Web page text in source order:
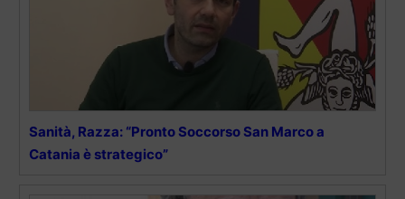
Sanità, Razza: “Pronto Soccorso San Marco a
Catania è strategico”